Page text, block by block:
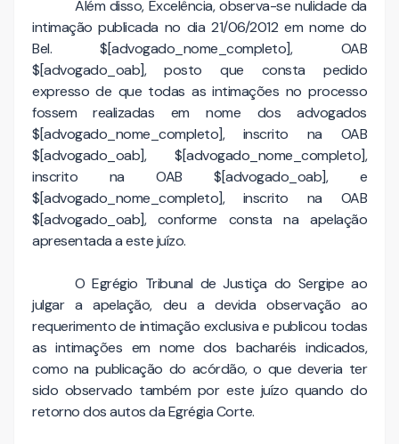
Além disso, Excelência, observa-se nulidade da
intimação publicada no dia 21/06/2012 em nome do
Bel. $[advogado_nome_completo], OAB
$[advogado_oab], posto que consta pedido
expresso de que todas as intimações no processo
fossem realizadas em nome dos advogados
$[advogado_nome_completo], inscrito na OAB
$[advogado_oab], $[advogado_nome_completo],
inscrito na OAB $[advogado_oab], e
$[advogado_nome_completo], inscrito na OAB
$[advogado_oab], conforme consta na apelação
apresentada a este juízo.
O Egrégio Tribunal de Justiça do Sergipe ao
julgar a apelação, deu a devida observação ao
requerimento de intimação exclusiva e publicou todas
as intimações em nome dos bacharéis indicados,
como na publicação do acórdão, o que deveria ter
sido observado também por este juízo quando do
retorno dos autos da Egrégia Corte.